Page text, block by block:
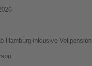
Hamburg inklusive Vollpension